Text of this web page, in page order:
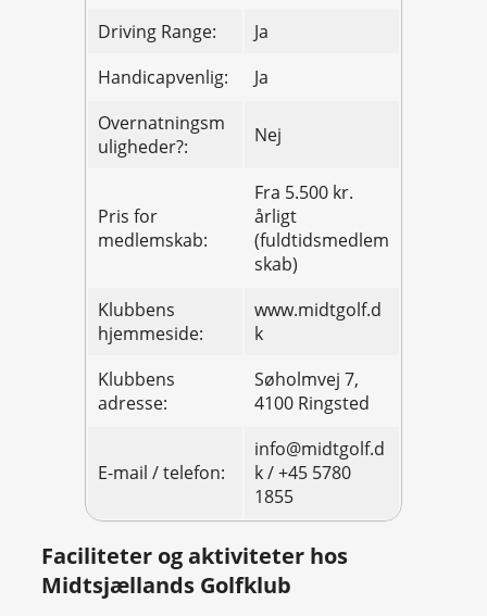
Driving Range:
Ja
Handicapvenlig:
Ja
Overnatningsm
uligheder?:
Nej
Pris for
medlemskab:
Fra 5.500 kr.
årligt
(fuldtidsmedlem
skab)
Klubbens
hjemmeside:
www.midtgolf.d
k
Klubbens
adresse:
Søholmvej 7,
4100 Ringsted
E-mail / telefon:
info@midtgolf.d
k / +45 5780
1855
Faciliteter og aktiviteter hos
Midtsjællands Golfklub